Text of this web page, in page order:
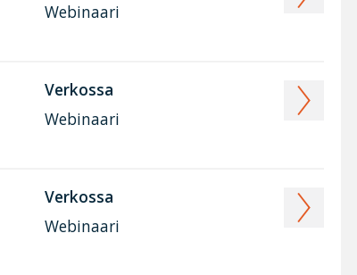
Webinaari
Verkossa
Webinaari
Verkossa
Webinaari